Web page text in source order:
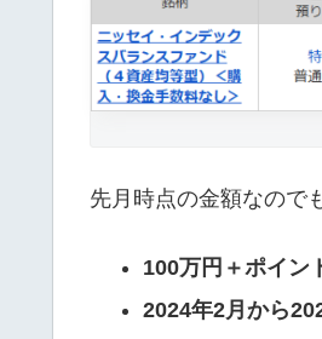
先月時点の金額なので
100万円＋ポイン
2024年2月から